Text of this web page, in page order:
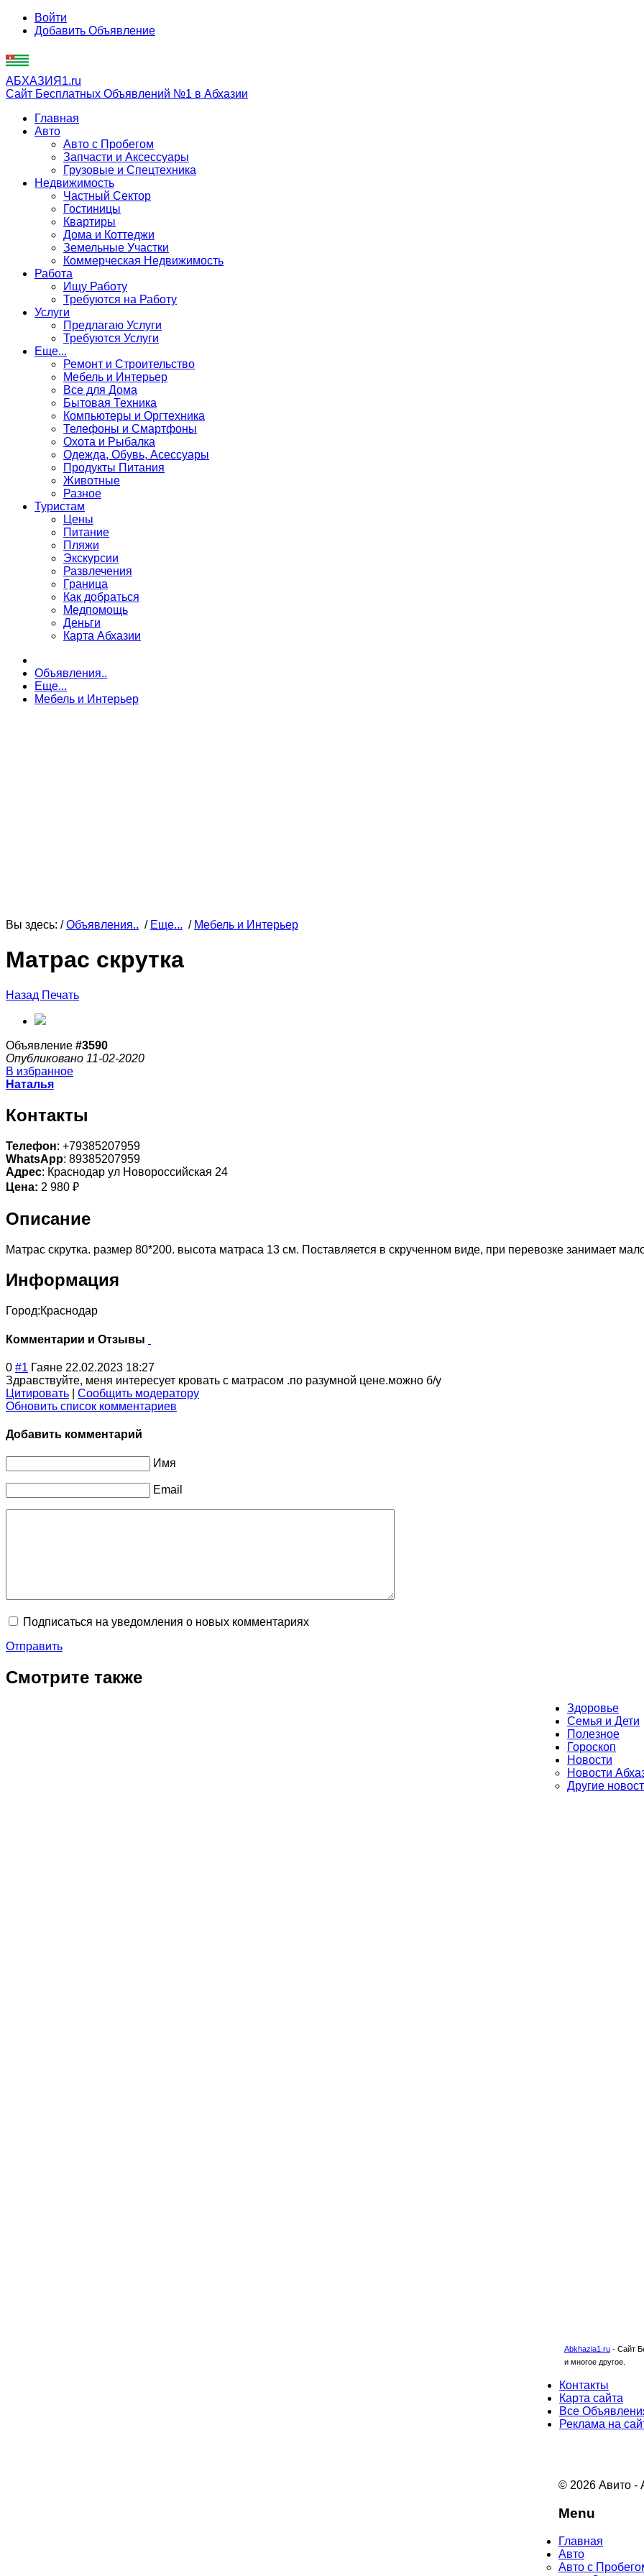
Войти
Добавить Объявление
АБХАЗИЯ1.ru
Сайт Бесплатных Объявлений №1 в Абхазии
Главная
Авто
Авто с Пробегом
Запчасти и Аксессуары
Грузовые и Спецтехника
Недвижимость
Частный Сектор
Гостиницы
Квартиры
Дома и Коттеджи
Земельные Участки
Коммерческая Недвижимость
Работа
Ищу Работу
Требуются на Работу
Услуги
Предлагаю Услуги
Требуются Услуги
Еще...
Ремонт и Строительство
Мебель и Интерьер
Все для Дома
Бытовая Техника
Компьютеры и Оргтехника
Телефоны и Смартфоны
Охота и Рыбалка
Одежда, Обувь, Асессуары
Продукты Питания
Животные
Разное
Туристам
Цены
Питание
Пляжи
Экскурсии
Развлечения
Граница
Как добраться
Медпомощь
Деньги
Карта Абхазии
Объявления..
Еще...
Мебель и Интерьер
Вы здесь: /Объявления.. / Еще... / Мебель и Интерьер
Матрас скрутка
Назад Печать
Объявление #3590
Опубликовано 11-02-2020
В избранное
Наталья
Контакты
Телефон: +79385207959
WhatsApp: 89385207959
Адрес: Краснодар ул Новороссийская 24
Цена: 2 980 ₽
Описание
Матрас скрутка. размер 80*200. высота матраса 13 см. Поставляется в скрученном виде, при перевозке занимает
Информация
Город:Краснодар
Комментарии и Отзывы
0 #1 Гаяне 22.02.2023 18:27
Здравствуйте, меня интересует кровать с матрасом .по разумной цене.можно б/у
Цитировать
Сообщить модератору
Обновить список комментариев
Добавить комментарий
Имя
Email
Подписаться на уведомления о новых комментариях
Отправить
Смотрите также
Здоровье
Семья и Дети
Полезное
Гороскоп
Новости
Новости
Другие
Abkhazia1.ru - Сайт
и многое другое.
Контакты
Карта сайта
Все
Реклама на
© 2026 Авито -
Menu
Главная
Авто
Авто с